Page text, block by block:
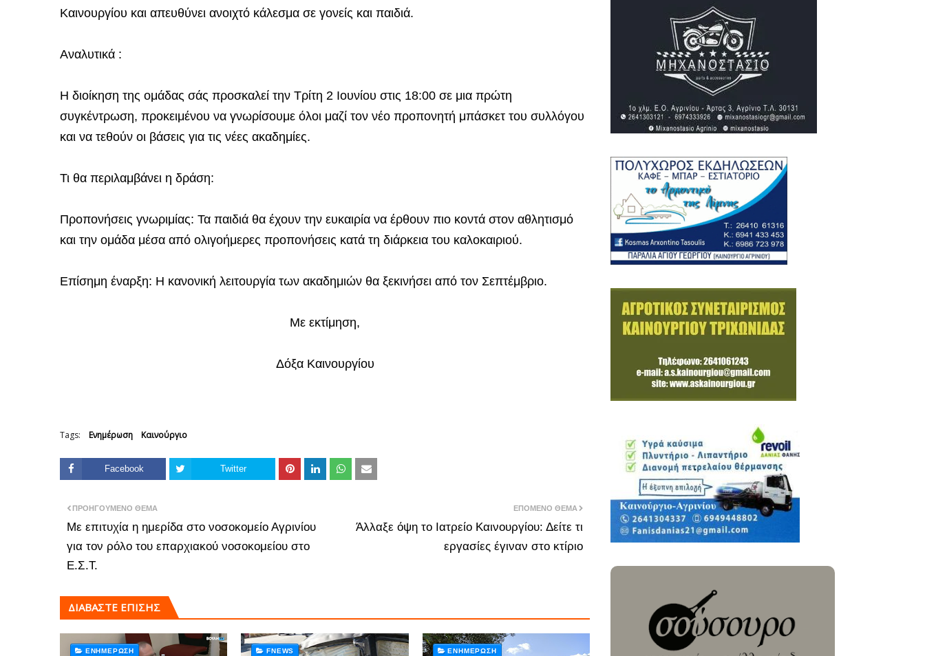
Καινουργίου και απευθύνει ανοιχτό κάλεσμα σε γονείς και παιδιά.
Αναλυτικά :
Η διοίκηση της ομάδας σάς προσκαλεί την Τρίτη 2 Ιουνίου στις 18:00 σε μια πρώτη
συγκέντρωση, προκειμένου να γνωρίσουμε όλοι μαζί τον νέο προπονητή μπάσκετ του συλλόγου
και να τεθούν οι βάσεις για τις νέες ακαδημίες.
Τι θα περιλαμβάνει η δράση:
Προπονήσεις γνωριμίας: Τα παιδιά θα έχουν την ευκαιρία να έρθουν πιο κοντά στον αθλητισμό
και την ομάδα μέσα από ολιγοήμερες προπονήσεις κατά τη διάρκεια του καλοκαιριού.
Επίσημη έναρξη: Η κανονική λειτουργία των ακαδημιών θα ξεκινήσει από τον Σεπτέμβριο.
Με εκτίμηση,
Δόξα Καινουργίου
Tags: Ενημέρωση Καινούργιο
Facebook Twitter
ΕΠΌΜΕΝΟ ΘΈΜΑ
Άλλαξε όψη το Ιατρείο Καινουργίου: Δείτε τι
εργασίες έγιναν στο κτίριο
ΠΡΟΗΓΟΎΜΕΝΟ ΘΈΜΑ
Με επιτυχία η ημερίδα στο νοσοκομείο Αγρινίου
για τον ρόλο του επαρχιακού νοσοκομείου στο
Ε.Σ.Τ.
ΔΙΑΒΑΣΤΕ ΕΠΙΣΗΣ
ΕΝΗΜΈΡΩΣΗ FNEWS ΕΝΗΜΈΡΩΣΗ